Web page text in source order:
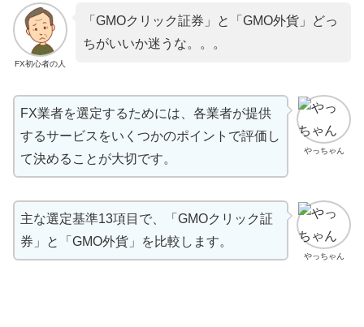
FX初心者の人
「GMOクリック証券」と「GMO外貨」どっ
ちがいいか迷うな。。。
やっちゃん
FX業者を選定するためには、各業者が提供
するサービスをいくつかのポイントで評価し
て決めることが大切です。
やっちゃん
主な選定基準13項目で、「GMOクリック証
券」と「GMO外貨」を比較します。